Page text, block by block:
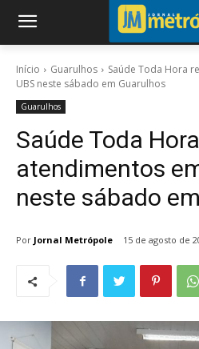
Início Guarulhos
Saúde Toda Hora
UBS neste sábado em Guarulhos
Guarulhos
Saúde Toda
atendimentos
neste sábado
Por Jornal Metrópole 15 de agosto de